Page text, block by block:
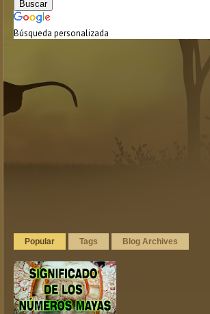
Búsqueda personalizada
Popular Tags Blog Archives